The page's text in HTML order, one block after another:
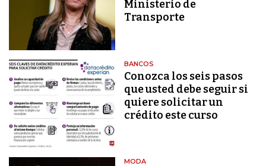
Ministerio de
Transporte
BANCOS
Conozca los seis pasos
que usted debe seguir si
quiere solicitar un
crédito este curso
MODA